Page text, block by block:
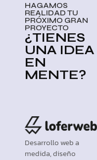
HAGAMOS
REALIDAD TU
PRÓXIMO GRAN
PROYECTO
¿TIENES
UNA IDEA
EN
MENTE?
Desarrollo web a
medida, diseño